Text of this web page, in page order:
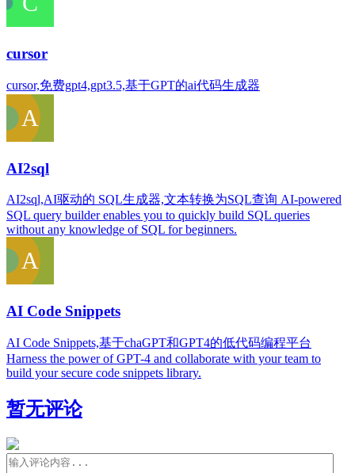
cursor
cursor,免费gpt4,gpt3.5,基于GPT的ai代码生成器
AI2sql
AI2sql,AI驱动的 SQL生成器,文本转换为SQL查询 AI-powered
SQL query builder enables you to quickly build SQL queries
without any knowledge of SQL for beginners.
AI Code Snippets
AI Code Snippets,基于chaGPT和GPT4的低代码编程平台
Harness the power of GPT-4 and collaborate with your team to
build your secure code snippets library.
暂无评论